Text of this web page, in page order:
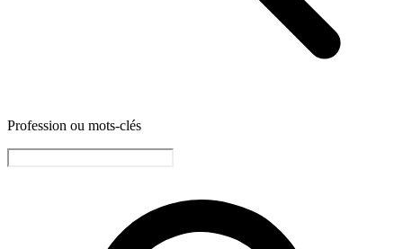
Profession ou mots-clés